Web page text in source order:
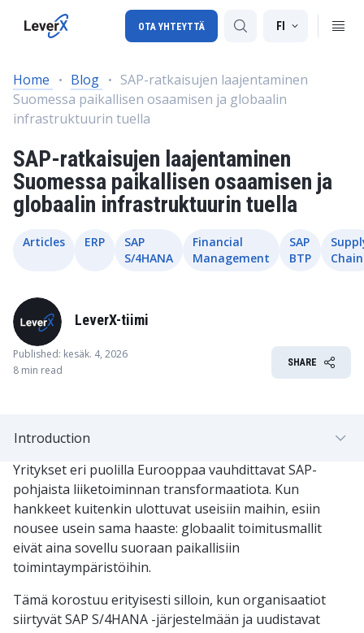
SAP-tuki
SAP Ariba
SAP EWM
FI
OTA YHTEYTTÄ
Home Blog
SAP-ratkaisujen laajentaminen
Suomessa paikallisen osaamisen ja globaalin
infrastruktuurin tuella
SAP-ratkaisujen laajentaminen
Suomessa paikallisen osaamisen ja
globaalin infrastruktuurin tuella
Articles ERP
SAP
S/4HANA
Financial
Management
SAP
BTP
LeverX-tiimi
Published: kesäk. 4, 2026
8 min read
SHARE
Yritykset eri puolilla Eurooppaa vauhdittavat SAP-
pohjaista liiketoiminnan transformaatiota. Kun
hankkeet kuitenkin ulottuvat useisiin maihin, esiin
nousee usein sama haaste: globaalit toimitusmallit
eivät aina sovellu suoraan paikallisiin
toimintaympäristöihin.
Tämä korostuu erityisesti silloin, kun organisaatiot
siirtyvät SAP S/4HANA -järjestelmään ja uudistavat
Introduction